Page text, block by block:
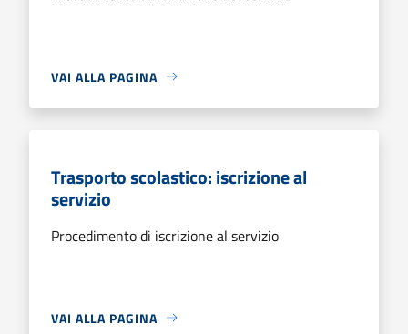
VAI ALLA PAGINA
Trasporto scolastico: iscrizione al
servizio
Procedimento di iscrizione al servizio
VAI ALLA PAGINA